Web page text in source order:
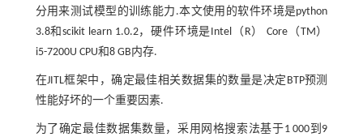
分用来测试模型的训练能力.本文使用的软件环境是python
3.8和scikit learn 1.0.2，硬件环境是Intel（R） Core（TM）
i5-7200U CPU和8 GB内存.
在JITL框架中，确定最佳相关数据集的数量是决定BTP预测
性能好坏的一个重要因素.
为了确定最佳数据集数量，采用网格搜索法基于1 000到9